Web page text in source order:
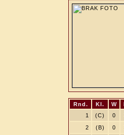
Rnd. Kl. W
1
(C) 0
2
(B) 0